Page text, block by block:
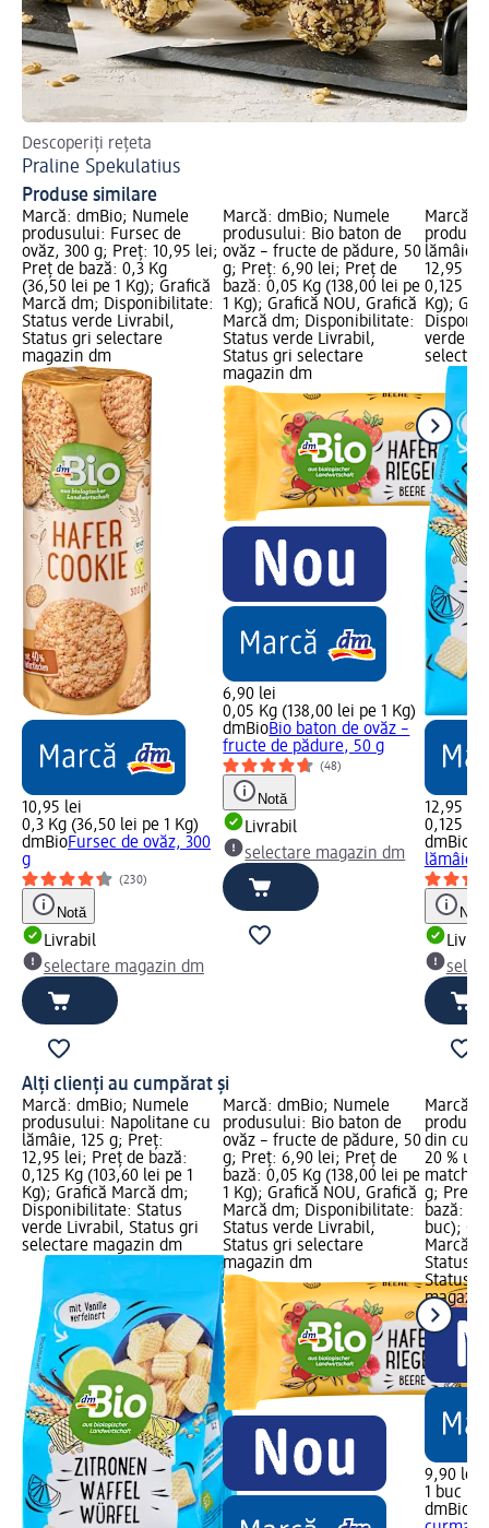
Descoperiți rețeta
Praline Spekulatius
Produse similare
Marcă: dmBio; Numele
produsului: Fursec de
ovăz, 300 g; Preț: 10,95 lei;
Preț de bază: 0,3 Kg
(36,50 lei pe 1 Kg); Grafică
Marcă dm; Disponibilitate:
Status verde Livrabil,
Status gri selectare
magazin dm
10,95 lei
0,3 Kg (36,50 lei pe 1 Kg)
dmBioFursec de ovăz, 300
g
(230)
Notă
Livrabil
selectare magazin dm
Marcă: dmBio; Numele
produsului: Bio baton de
ovăz – fructe de pădure, 50
g; Preț: 6,90 lei; Preț de
bază: 0,05 Kg (138,00 lei pe
1 Kg); Grafică NOU, Grafică
Marcă dm; Disponibilitate:
Status verde Livrabil,
Status gri selectare
magazin dm
6,90 lei
0,05 Kg (138,00 lei pe 1 Kg)
dmBioBio baton de ovăz –
fructe de pădure, 50 g
(48)
Notă
Livrabil
selectare magazin dm
Marcă:
lămâie,
12,95
0,125
Kg);
verde
12,95 lei
0,125
dmBio
lămâie,
Notă
Alți clienți au cumpărat și
Marcă: dmBio; Numele
produsului: Napolitane cu
lămâie, 125 g; Preț:
12,95 lei; Preț de bază:
0,125 Kg (103,60 lei pe 1
Kg); Grafică Marcă dm;
Disponibilitate: Status
verde Livrabil, Status gri
selectare magazin dm
Marcă: dmBio; Numele
produsului: Bio baton de
ovăz – fructe de pădure, 50
g; Preț: 6,90 lei; Preț de
bază: 0,05 Kg (138,00 lei pe
1 Kg); Grafică NOU, Grafică
Marcă dm; Disponibilitate:
Status verde Livrabil,
Status gri selectare
magazin dm
Marcă:
din
20 %
matcha
g; Preț:
bază: 1
buc);
Marcă
Status
Status
9,90 lei
1 buc
dmBio